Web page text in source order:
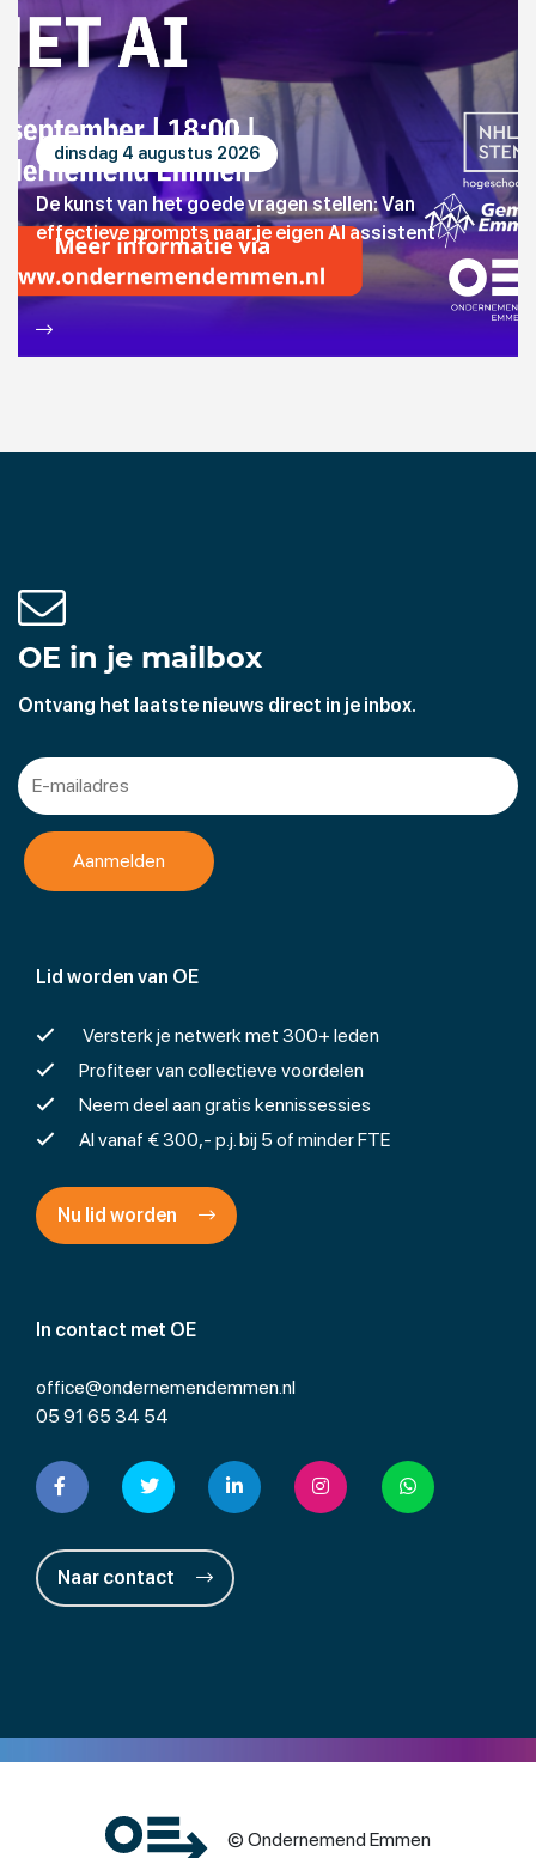
dinsdag 4 augustus 2026
De kunst van het goede vragen stellen: Van
effectieve prompts naar je eigen AI assistent
In contact met OE
office@ondernemendemmen.nl
05 91 65 34 54
Naar contact
Lid worden van OE
Versterk je netwerk met 300+ leden
Profiteer van collectieve voordelen
Neem deel aan gratis kennissessies
Al vanaf € 300,- p.j. bij 5 of minder FTE
Nu lid worden
OE in je mailbox
Ontvang het laatste nieuws direct in je inbox.
© Ondernemend Emmen